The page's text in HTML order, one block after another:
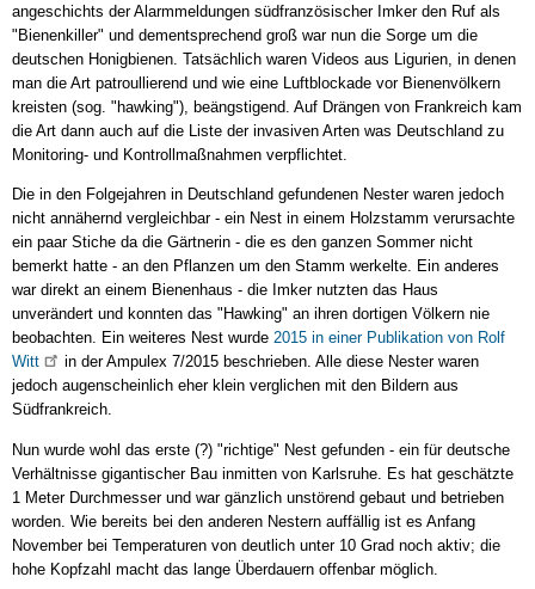
angeschichts der Alarmmeldungen südfranzösischer Imker den Ruf als
"Bienenkiller" und dementsprechend groß war nun die Sorge um die
deutschen Honigbienen. Tatsächlich waren Videos aus Ligurien, in denen
man die Art patroullierend und wie eine Luftblockade vor Bienenvölkern
kreisten (sog. "hawking"), beängstigend. Auf Drängen von Frankreich kam
die Art dann auch auf die Liste der invasiven Arten was Deutschland zu
Monitoring- und Kontrollmaßnahmen verpflichtet.
Die in den Folgejahren in Deutschland gefundenen Nester waren jedoch
nicht annähernd vergleichbar - ein Nest in einem Holzstamm verursachte
ein paar Stiche da die Gärtnerin - die es den ganzen Sommer nicht
bemerkt hatte - an den Pflanzen um den Stamm werkelte. Ein anderes
war direkt an einem Bienenhaus - die Imker nutzten das Haus
unverändert und konnten das "Hawking" an ihren dortigen Völkern nie
beobachten. Ein weiteres Nest wurde 2015 in einer Publikation von Rolf
Witt
in der Ampulex 7/2015 beschrieben. Alle diese Nester waren
jedoch augenscheinlich eher klein verglichen mit den Bildern aus
Südfrankreich.
Nun wurde wohl das erste (?) "richtige" Nest gefunden - ein für deutsche
Verhältnisse gigantischer Bau inmitten von Karlsruhe. Es hat geschätzte
1 Meter Durchmesser und war gänzlich unstörend gebaut und betrieben
worden. Wie bereits bei den anderen Nestern auffällig ist es Anfang
November bei Temperaturen von deutlich unter 10 Grad noch aktiv; die
hohe Kopfzahl macht das lange Überdauern offenbar möglich.